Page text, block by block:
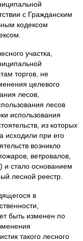
с Гражданским
кодексом
участка,
торгов, не
целевого
лесов,
лесов
использования
из которых
исходили при его
возникло
ветровалов,
и стало основанием
лесной реестр.
в
быть изменен по
такого лесного